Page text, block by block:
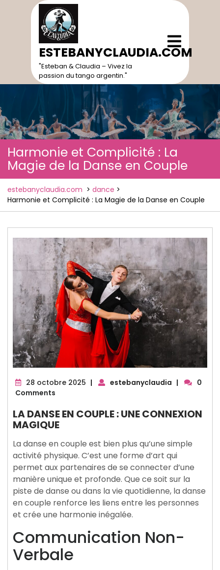
ESTEBANYCLAUDIA.COM
"Esteban & Claudia – Vivez la
passion du tango argentin."
Open
Menu
Harmonie et Complicité : La
Magie de la Danse en Couple
estebanyclaudia.com > dance >
Harmonie et Complicité : La Magie de la Danse en Couple
28 octobre 2025 28
| estebanyclaudia |
0
Comments
LA DANSE EN COUPLE : UNE CONNEXION
MAGIQUE
La danse en couple est bien plus qu’une simple
activité physique. C’est une forme d’art qui
permet aux partenaires de se connecter d’une
manière unique et profonde. Que ce soit sur la
piste de danse ou dans la vie quotidienne, la danse
en couple renforce les liens entre les personnes
et crée une harmonie inégalée.
Communication Non-
Verbale